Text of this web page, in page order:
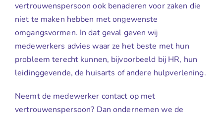
vertrouwenspersoon ook benaderen voor zaken die
niet te maken hebben met ongewenste
omgangsvormen. In dat geval geven wij
medewerkers advies waar ze het beste met hun
probleem terecht kunnen, bijvoorbeeld bij HR, hun
leidinggevende, de huisarts of andere hulpverlening.
Neemt de medewerker contact op met
vertrouwenspersoon? Dan ondernemen we de